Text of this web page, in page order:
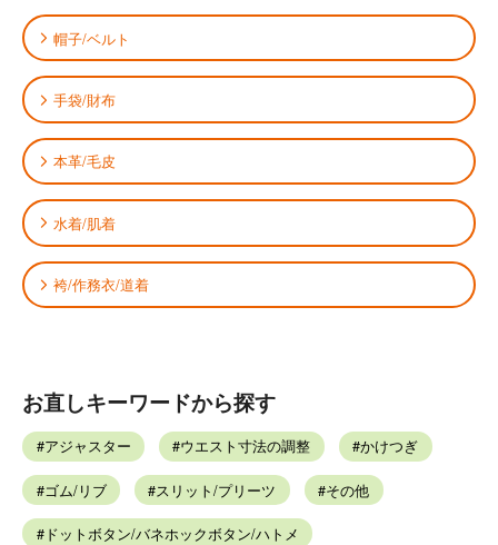
帽子/ベルト
手袋/財布
本革/毛皮
水着/肌着
袴/作務衣/道着
お直しキーワードから探す
アジャスター ウエスト寸法の調整 かけつぎ
ゴム/リブ スリット/プリーツ その他
ドットボタン/バネホックボタン/ハトメ